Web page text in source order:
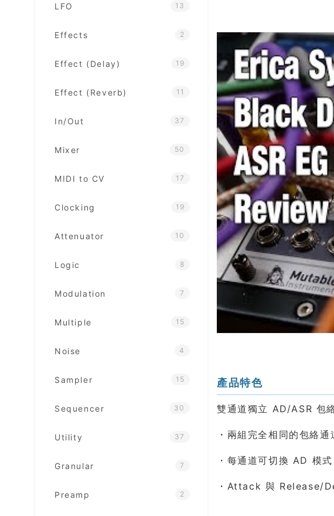
LFO 13
Effects 2
Effect (Delay) 19
Effect (Reverb) 11
In/Out 37
Mixer 50
MIDI to CV 17
Clocking 19
Attenuator 10
Logic 8
Modulation 7
Multiple 15
Noise 4
Sampler 15
Sequencer 30
Utility 37
Granular 7
Preamp 2
產品特色
雙通道獨立 AD/ASR 包
・兩組完全相同的包絡
・每通道可切換 AD 模
・Attack 與 Release/